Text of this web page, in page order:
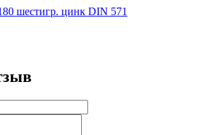
шестигр. цинк DIN 571